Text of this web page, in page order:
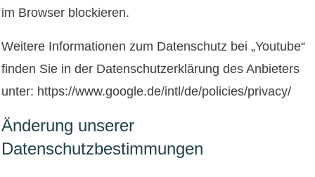
im Browser blockieren.
Weitere Informationen zum Datenschutz bei „Youtube“
finden Sie in der Datenschutzerklärung des Anbieters
unter: https://www.google.de/intl/de/policies/privacy/
Änderung unserer
Datenschutzbestimmungen